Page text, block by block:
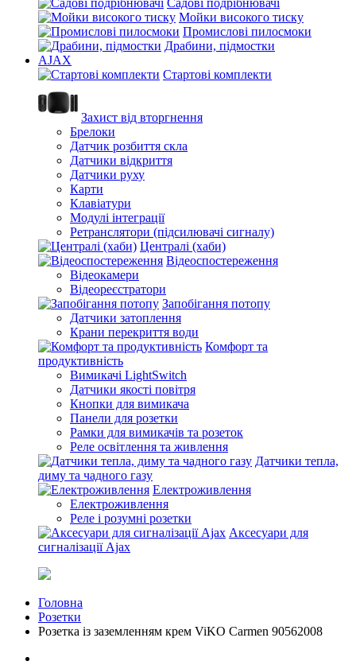
Садові подрібнювачі
Мойки високого тиску
Промислові пилосмоки
Драбини, підмостки
AJAX
Стартові комплекти
Захист від вторгнення
Брелоки
Датчик розбиття скла
Датчики відкриття
Датчики руху
Карти
Клавіатури
Модулі інтеграції
Ретранслятори (підсилювачі сигналу)
Централі (хаби)
Відеоспостереження
Відеокамери
Відеореєстратори
Запобігання потопу
Датчики затоплення
Крани перекриття води
Комфорт та
продуктивність
Вимикачі LightSwitch
Датчики якості повітря
Кнопки для вимикача
Панели для розетки
Рамки для вимикачів та розеток
Реле освітлення та живлення
Датчики тепла,
диму та чадного газу
Електроживлення
Електроживлення
Реле і розумні розетки
Аксесуари для
сигналізації Ajax
Головна
Розетки
Розетка із заземленням крем ViKO Carmen 90562008